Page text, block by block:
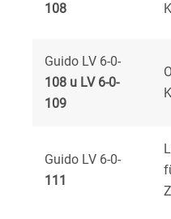
108
Guido LV 6-0-
108 u LV 6-0-
109
Guido LV 6-0-
111